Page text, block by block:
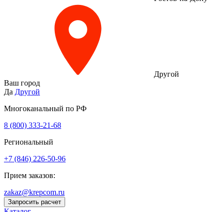
Другой
Ваш город
Да Другой
Многоканальный по РФ
8 (800) 333‑21-68
Региональный
+7 (846) 226-50-96
Прием заказов:
zakaz@krepcom.ru
Запросить расчет